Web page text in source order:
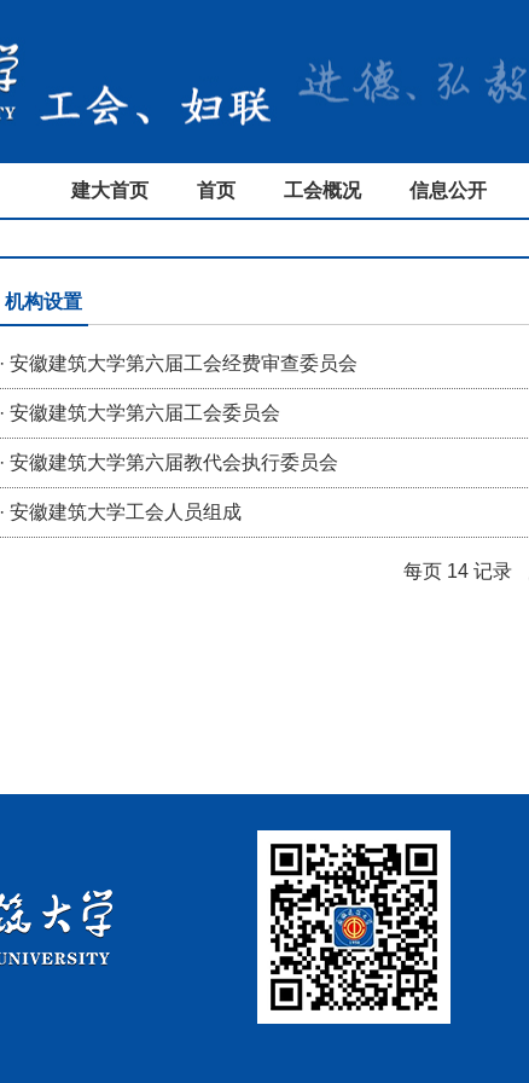
建大首页 首页 工会概况 信息公开
机构设置
· 安徽建筑大学第六届工会经费审查委员会
· 安徽建筑大学第六届工会委员会
· 安徽建筑大学第六届教代会执行委员会
· 安徽建筑大学工会人员组成
每页 14 记录